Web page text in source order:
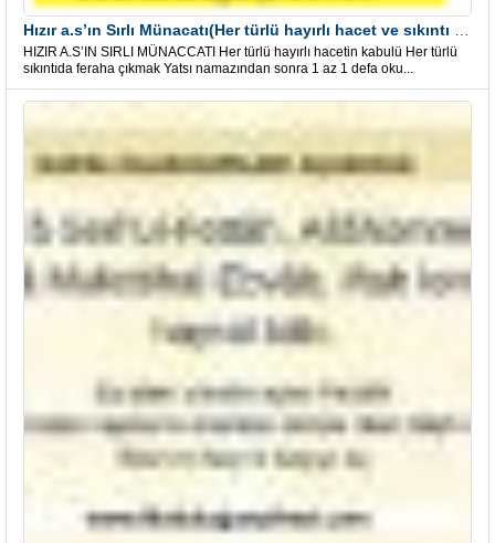
HIZIR A.S’IN SIRLI MÜNACCATI Her türlü hayırlı hacetin kabulü Her türlü
sıkıntıda feraha çıkmak Yatsı namazından sonra 1 az 1 defa oku...